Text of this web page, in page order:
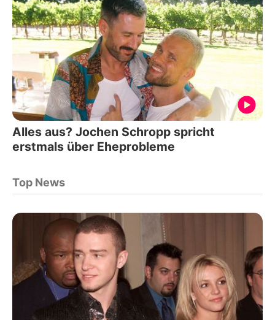
Alles aus? Jochen Schropp spricht
erstmals über Eheprobleme
Top News